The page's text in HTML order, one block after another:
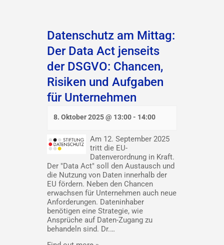
Datenschutz am Mittag:
Der Data Act jenseits
der DSGVO: Chancen,
Risiken und Aufgaben
für Unternehmen
8. Oktober 2025 @ 13:00- 14:00
Am 12. September 2025
tritt die EU-
Datenverordnung in Kraft.
Der "Data Act" soll den Austausch und
die Nutzung von Daten innerhalb der
EU fördern. Neben den Chancen
erwachsen für Unternehmen auch neue
Anforderungen. Dateninhaber
benötigen eine Strategie, wie
Ansprüche auf Daten-Zugang zu
behandeln sind. Dr.…